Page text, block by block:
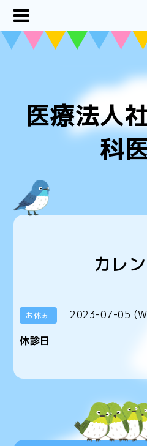
医療法人
科
カレ
お休み
2023-07-05
休診日